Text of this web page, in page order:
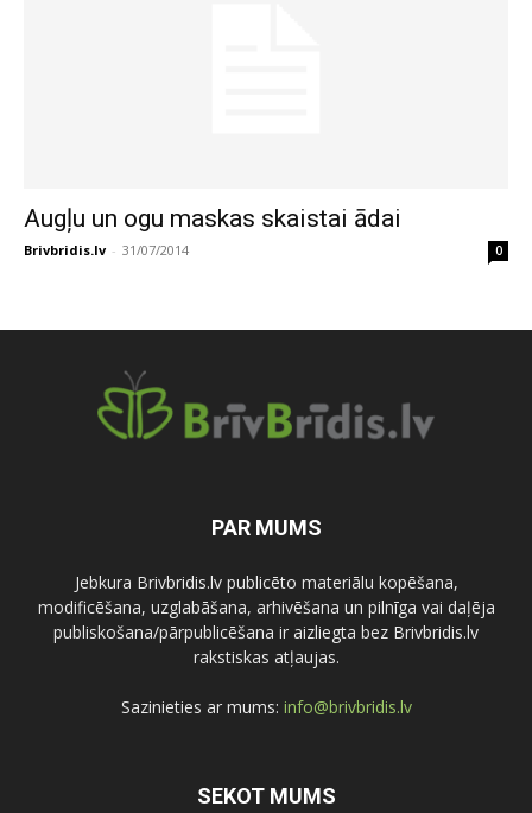
Augļu un ogu maskas skaistai ādai
Brivbridis.lv - 31/07/2014 0
PAR MUMS
Jebkura Brivbridis.lv publicēto materiālu kopēšana,
modificēšana, uzglabāšana, arhivēšana un pilnīga vai daļēja
publiskošana/pārpublicēšana ir aizliegta bez Brivbridis.lv
rakstiskas atļaujas.
Sazinieties ar mums: info@brivbridis.lv
SEKOT MUMS